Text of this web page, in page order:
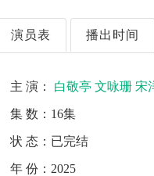
演员表 播出时间
主 演： 白敬亭 文咏珊 宋
集 数： 16集
状 态： 已完结
年 份： 2025